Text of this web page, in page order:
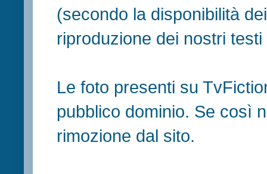
(secondo la disponibilità
riproduzione dei nostri
Le foto presenti su
pubblico dominio. Se così
rimozione dal sito.